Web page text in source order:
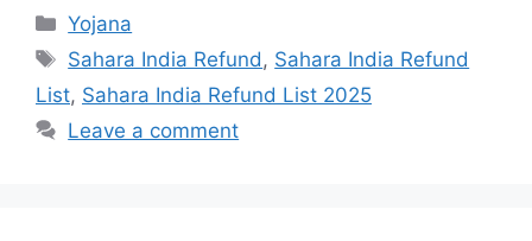
Categories
Yojana
Tags
Sahara India Refund , Sahara India Refund
List, Sahara India Refund List 2025
Leave a comment